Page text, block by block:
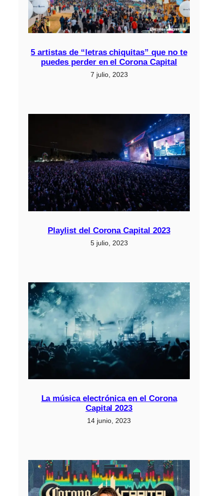
5 artistas de “letras chiquitas” que no te
puedes perder en el Corona Capital
7 julio, 2023
Playlist del Corona Capital 2023
5 julio, 2023
La música electrónica en el Corona
Capital 2023
14 junio, 2023